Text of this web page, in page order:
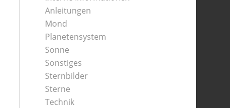
Anleitungen
Mond
Planetensystem
Sonne
Sonstiges
Sternbilder
Sterne
Technik